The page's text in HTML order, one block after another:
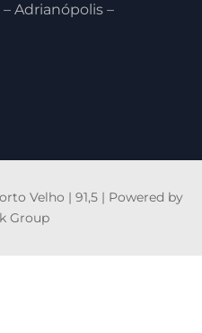
Adrianópolis –
Velho | 91,5 | Powered by
Group